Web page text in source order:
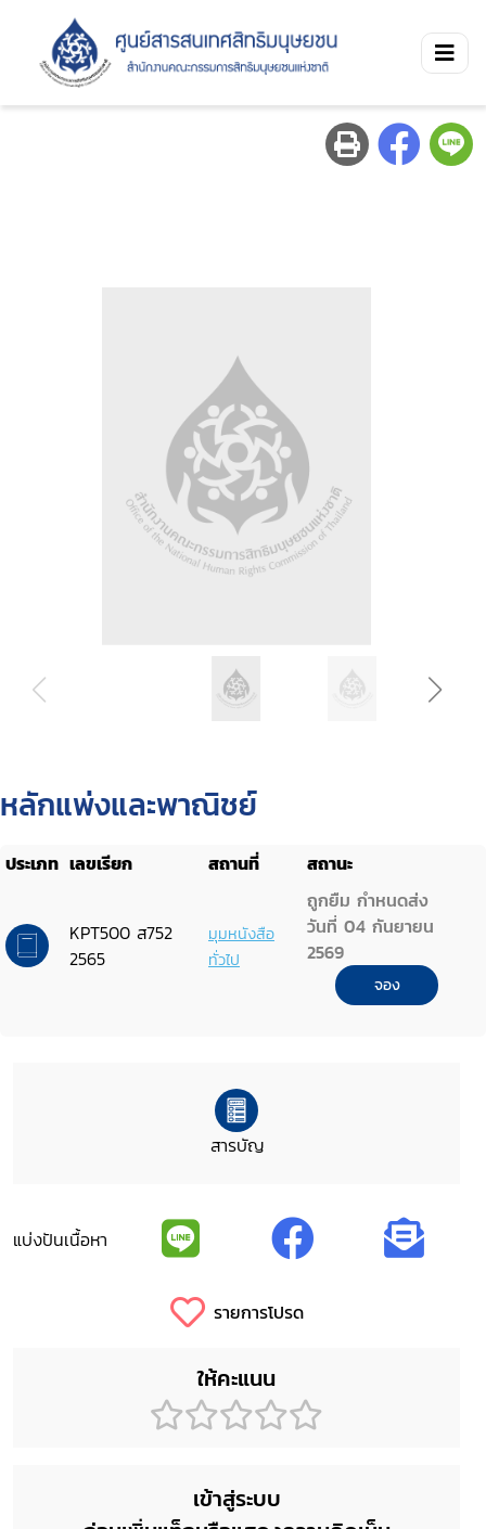
หลักแพ่งและพาณิชย์
ประเภท เลขเรียก สถานที่ สถานะ
KPT500 ส752
2565
มุมหนังสือ
ทั่วไป
ถูกยืม กำหนดส่ง
วันที่ 04 กันยายน
2569
จอง
สารบัญ
แบ่งปันเนื้อหา
รายการโปรด
ให้คะแนน
เข้าสู่ระบบ